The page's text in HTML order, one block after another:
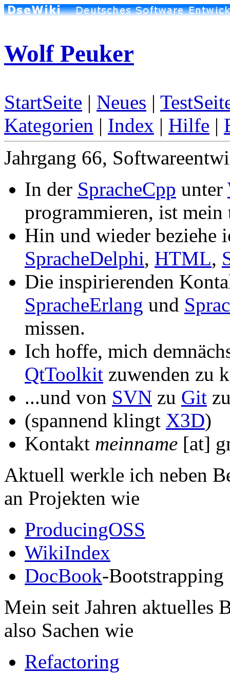
Wolf Peuker
StartSeite | Neues |
Kategorien | Index | Hilfe |
Jahrgang 66,
In der SpracheCpp unter
programmieren, ist
Hin und wieder beziehe
SpracheDelphi, HTML,
Die inspirierenden
SpracheErlang und
missen.
Ich hoffe, mich
QtToolkit zuwenden zu
...und von SVN zu Git
(spannend klingt X3D)
Kontakt meinname [at]
Aktuell werkle ich neben
an Projekten wie
ProducingOSS
WikiIndex
DocBook-Bootstrapping
Mein seit Jahren aktuelles
also Sachen wie
Refactoring